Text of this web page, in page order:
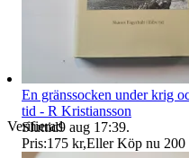
Verifierad
En gränssocken under krig
tid - R Kristiansson
Sluttid9 aug 17:39.
Pris:175 kr,Eller Köp nu 200